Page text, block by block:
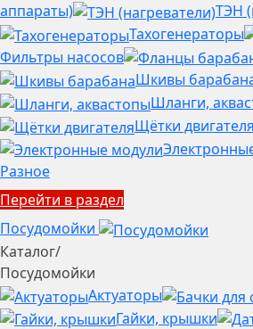
аппараты)
ТЭН
Тахогенераторы
Фильтры насосов
Шкивы
Шланги,
Щётки двигателя
Разное
Перейти в раздел
Посудомойки
Каталог/
Посудомойки
Актуаторы
Гайки, крышки